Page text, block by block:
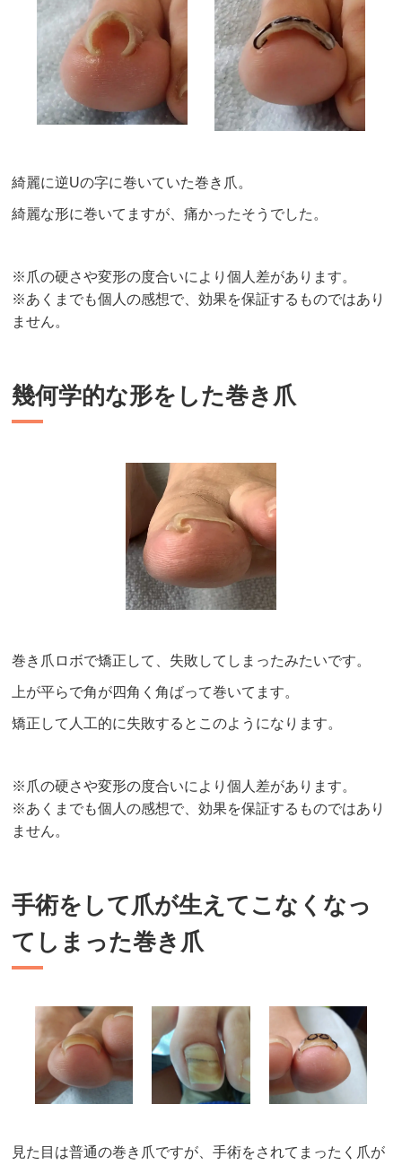
綺麗に逆Uの字に巻いていた巻き爪。
綺麗な形に巻いてますが、痛かったそうでした。
※爪の硬さや変形の度合いにより個人差があります。
※あくまでも個人の感想で、効果を保証するものではあり
ません。
幾何学的な形をした巻き爪
巻き爪ロボで矯正して、失敗してしまったみたいです。
上が平らで角が四角く角ばって巻いてます。
矯正して人工的に失敗するとこのようになります。
※爪の硬さや変形の度合いにより個人差があります。
※あくまでも個人の感想で、効果を保証するものではあり
ません。
手術をして爪が生えてこなくなっ
てしまった巻き爪
見た目は普通の巻き爪ですが、手術をされてまったく爪が